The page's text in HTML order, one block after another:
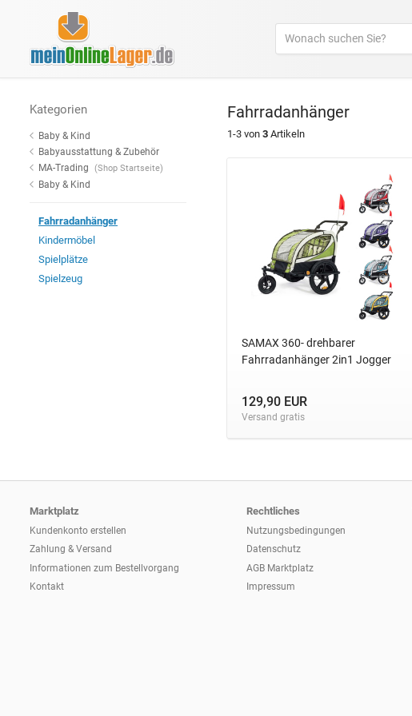
Kategorien
Baby & Kind
Babyausstattung & Zubehör
MA-Trading
(Shop Startseite)
Baby & Kind
Fahrradanhänger
Kindermöbel
Spielplätze
Spielzeug
Fahrradanhänger
1-3 von 3 Artikeln
SAMAX 360- drehbarer
Fahrradanhänger 2in1 Jogger
129,90 EUR
Versand gratis
Marktplatz
Kundenkonto erstellen
Zahlung & Versand
Informationen zum Bestellvorgang
Kontakt
Rechtliches
Nutzungsbedingungen
Datenschutz
AGB Marktplatz
Impressum